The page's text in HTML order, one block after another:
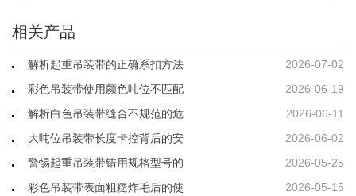
相关产品
2026-07-02
解析起重吊装带的正确系扣方法
2026-06-19
彩色吊装带使用颜色吨位不匹配
2026-06-11
解析白色吊装带缝合不规范的危
2026-06-02
大吨位吊装带长度卡控背后的安
2026-05-25
警惕起重吊装带错用规格型号的
2026-05-15
彩色吊装带表面粗糙炸毛后的使